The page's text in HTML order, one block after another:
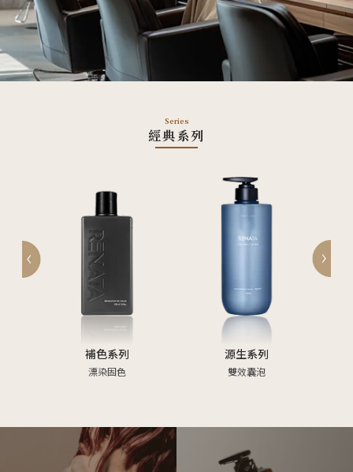
Series
經典系列
補色系列
漂染固色
源生系列
雙效囊泡